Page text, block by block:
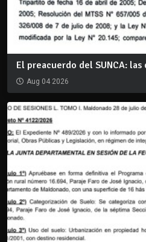
El preacuerdo del SUNCA:
Aug 04 2026